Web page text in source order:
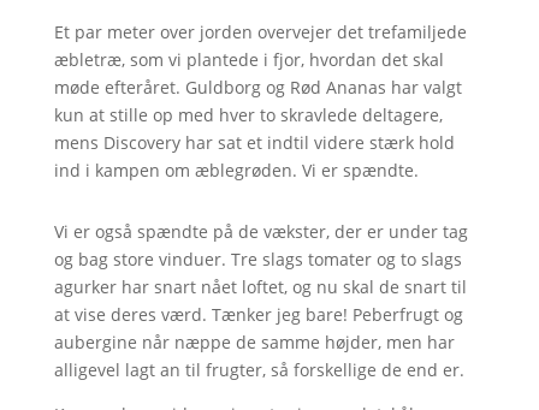
Et par meter over jorden overvejer det trefamiljede
æbletræ, som vi plantede i fjor, hvordan det skal
møde efteråret. Guldborg og Rød Ananas har valgt
kun at stille op med hver to skravlede deltagere,
mens Discovery har sat et indtil videre stærk hold
ind i kampen om æblegrøden. Vi er spændte.
Vi er også spændte på de vækster, der er under tag
og bag store vinduer. Tre slags tomater og to slags
agurker har snart nået loftet, og nu skal de snart til
at vise deres værd. Tænker jeg bare! Peberfrugt og
aubergine når næppe de samme højder, men har
alligevel lagt an til frugter, så forskellige de end er.